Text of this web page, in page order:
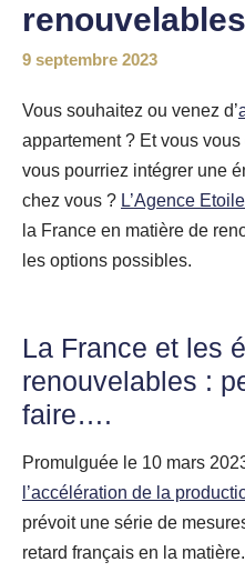
renouvelables
9 septembre 2023
Vous souhaitez ou venez d’
appartement ? Et vous
vous pourriez intégrer une
chez vous ? L’Agence Etoile
la France en matière de
les options possibles.
La France et les
renouvelables :
faire….
Promulguée le 10 mars
l’accélération de la
prévoit une série de
retard français en la